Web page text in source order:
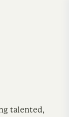
talented,